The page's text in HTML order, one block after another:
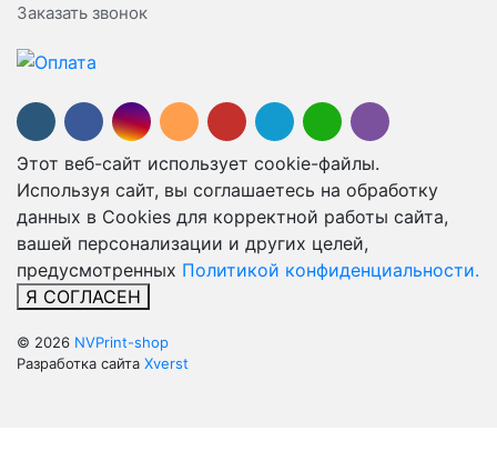
Заказать звонок
Этот веб-сайт использует cookie-файлы.
Используя сайт, вы соглашаетесь на обработку
данных в Cookies для корректной работы сайта,
вашей персонализации и других целей,
предусмотренных Политикой конфиденциальности.
Я СОГЛАСЕН
© 2026 NVPrint-shop
Разработка сайта Xverst